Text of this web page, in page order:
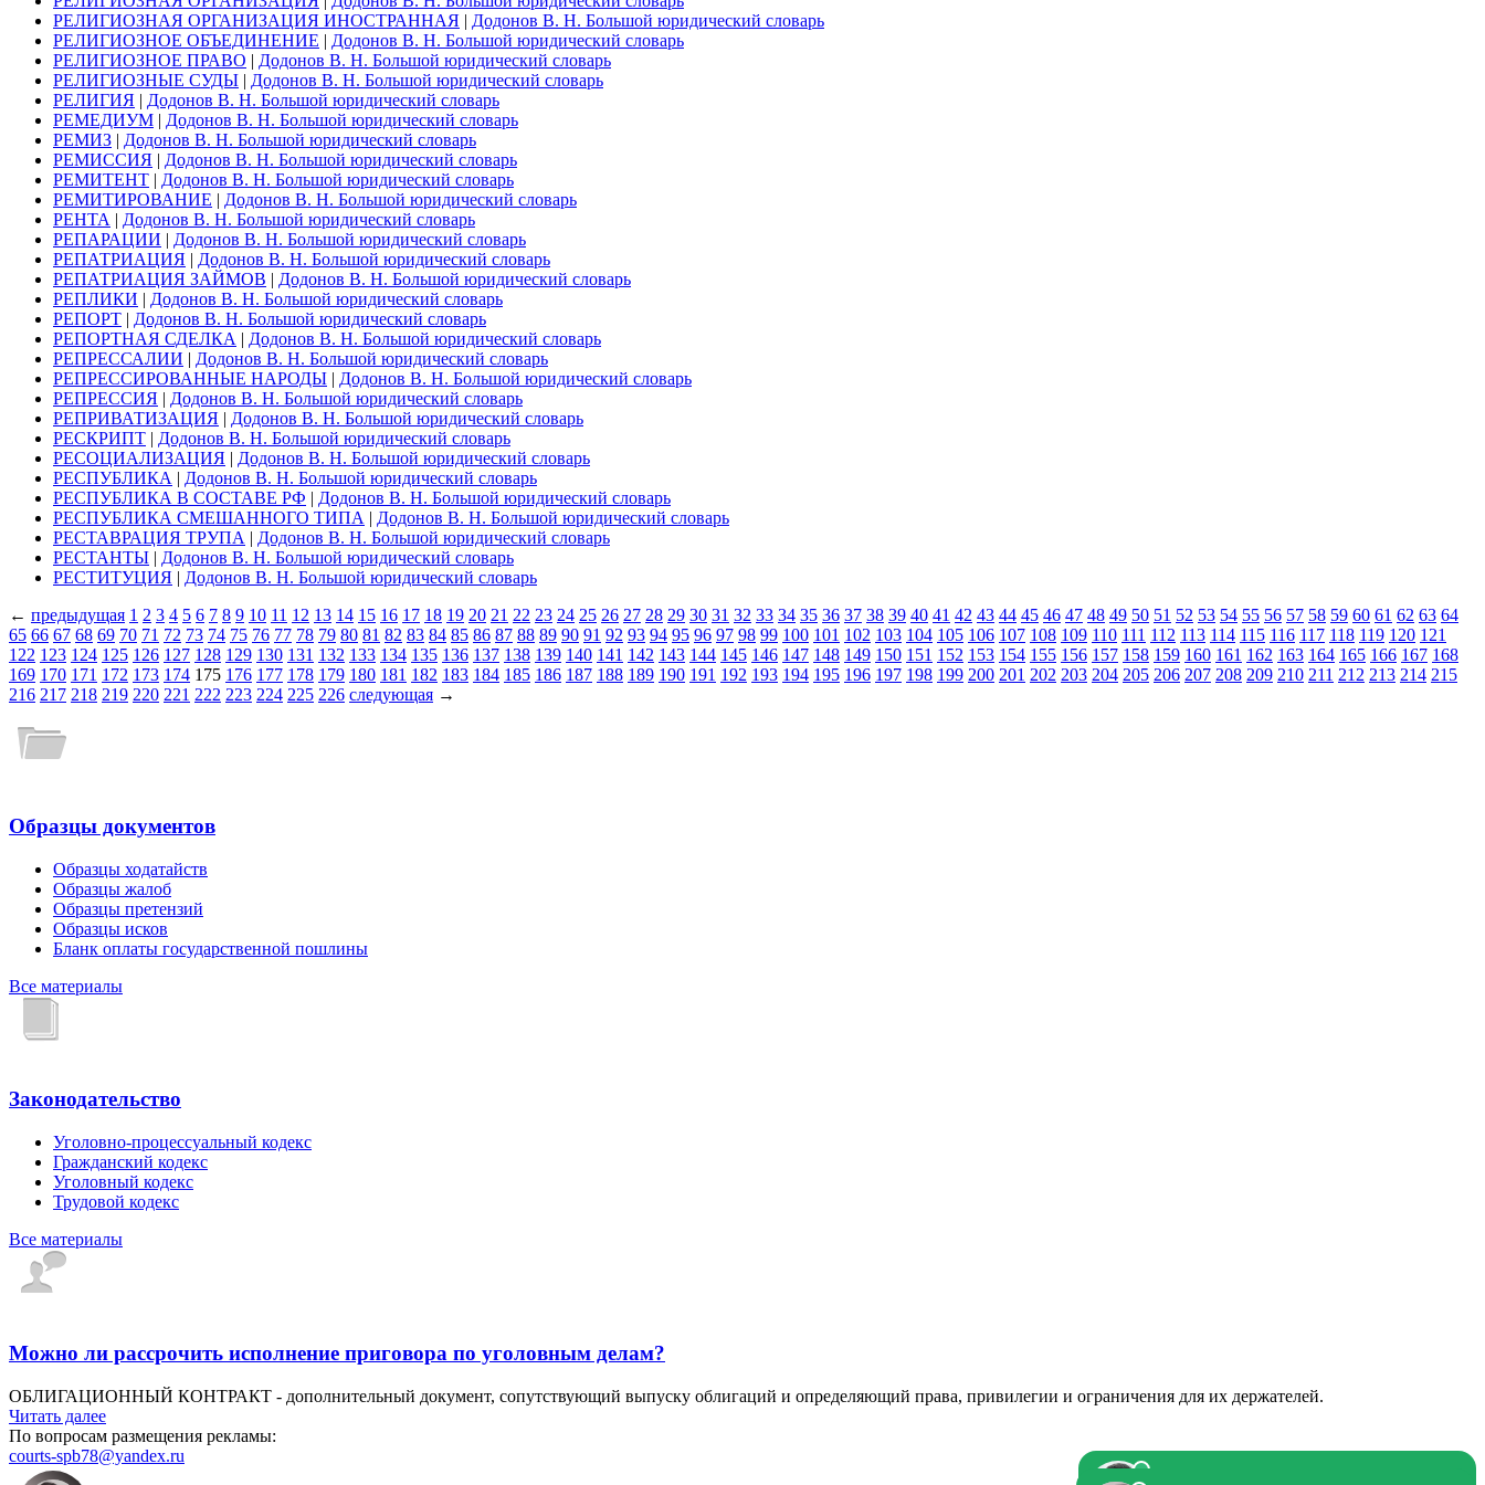
РЕЛИГИОЗНАЯ ОРГАНИЗАЦИЯ ИНОСТРАННАЯ | Додонов В. Н. Большой юридический словарь
РЕЛИГИОЗНОЕ ОБЪЕДИНЕНИЕ | Додонов В. Н. Большой юридический словарь
РЕЛИГИОЗНОЕ ПРАВО | Додонов В. Н. Большой юридический словарь
РЕЛИГИОЗНЫЕ СУДЫ | Додонов В. Н. Большой юридический словарь
РЕЛИГИЯ | Додонов В. Н. Большой юридический словарь
РЕМЕДИУМ | Додонов В. Н. Большой юридический словарь
РЕМИЗ | Додонов В. Н. Большой юридический словарь
РЕМИССИЯ | Додонов В. Н. Большой юридический словарь
РЕМИТЕНТ | Додонов В. Н. Большой юридический словарь
РЕМИТИРОВАНИЕ | Додонов В. Н. Большой юридический словарь
РЕНТА | Додонов В. Н. Большой юридический словарь
РЕПАРАЦИИ | Додонов В. Н. Большой юридический словарь
РЕПАТРИАЦИЯ | Додонов В. Н. Большой юридический словарь
РЕПАТРИАЦИЯ ЗАЙМОВ | Додонов В. Н. Большой юридический словарь
РЕПЛИКИ | Додонов В. Н. Большой юридический словарь
РЕПОРТ | Додонов В. Н. Большой юридический словарь
РЕПОРТНАЯ СДЕЛКА | Додонов В. Н. Большой юридический словарь
РЕПРЕССАЛИИ | Додонов В. Н. Большой юридический словарь
РЕПРЕССИРОВАННЫЕ НАРОДЫ | Додонов В. Н. Большой юридический словарь
РЕПРЕССИЯ | Додонов В. Н. Большой юридический словарь
РЕПРИВАТИЗАЦИЯ | Додонов В. Н. Большой юридический словарь
РЕСКРИПТ | Додонов В. Н. Большой юридический словарь
РЕСОЦИАЛИЗАЦИЯ | Додонов В. Н. Большой юридический словарь
РЕСПУБЛИКА | Додонов В. Н. Большой юридический словарь
РЕСПУБЛИКА В СОСТАВЕ РФ | Додонов В. Н. Большой юридический словарь
РЕСПУБЛИКА СМЕШАННОГО ТИПА | Додонов В. Н. Большой юридический словарь
РЕСТАВРАЦИЯ ТРУПА | Додонов В. Н. Большой юридический словарь
РЕСТАНТЫ | Додонов В. Н. Большой юридический словарь
РЕСТИТУЦИЯ | Додонов В. Н. Большой юридический словарь
← предыдущая 1 2 3 4 5 6 7 8 9 10 11 12 13 14 15 16 17 18 19 20 21 22 23 24 25 26 27 28 29 30 31 32 33 34 35 36 37 38 39 40 41 42 43 44 45 46 47 48 49 50 51 52 53 54 55 56 57 58 59 60 61 62 63 64
65 66 67 68 69 70 71 72 73 74 75 76 77 78 79 80 81 82 83 84 85 86 87 88 89 90 91 92 93 94 95 96 97 98 99 100 101 102 103 104 105 106 107 108 109 110 111 112 113 114 115 116 117 118 119 120 121
122 123 124 125 126 127 128 129 130 131 132 133 134 135 136 137 138 139 140 141 142 143 144 145 146 147 148 149 150 151 152 153 154 155 156 157 158 159 160 161 162 163 164 165 166 167 168
169 170 171 172 173 174 175 176 177 178 179 180 181 182 183 184 185 186 187 188 189 190 191 192 193 194 195 196 197 198 199 200 201 202 203 204 205 206 207 208 209 210 211 212 213 214 215
216 217 218 219 220 221 222 223 224 225 226 следующая →
Образцы документов
Образцы ходатайств
Образцы жалоб
Образцы претензий
Образцы исков
Бланк оплаты государственной пошлины
Все материалы
Законодательство
Уголовно-процессуальный кодекс
Гражданский кодекс
Уголовный кодекс
Трудовой кодекс
Все материалы
Можно ли рассрочить исполнение приговора по уголовным делам?
ОБЛИГАЦИОННЫЙ КОНТРАКТ - дополнительный документ, сопутствующий выпуску облигаций и определяющий права, привилегии и ограничения для их держателей.
Читать далее
По вопросам размещения рекламы:
courts-spb78@yandex.ru